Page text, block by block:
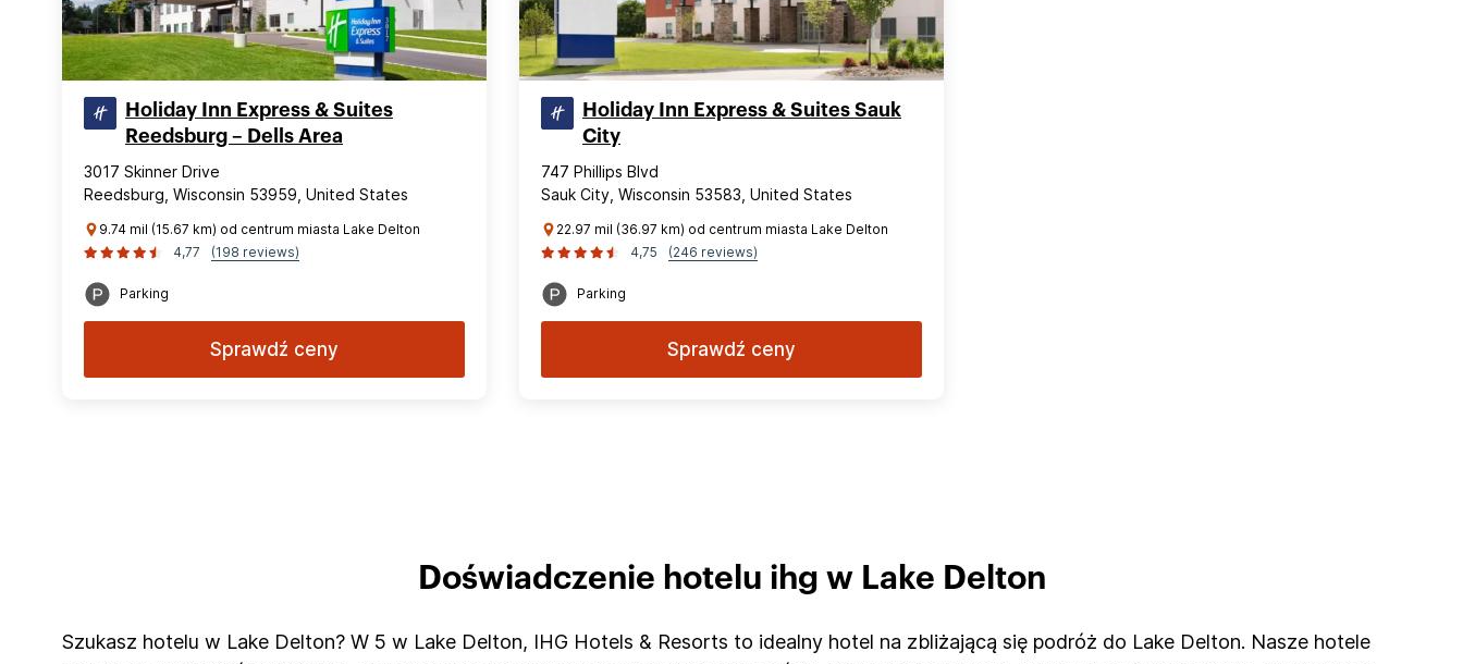
Holiday Inn Express & Suites
Reedsburg – Dells Area
3017 Skinner Drive
Reedsburg, Wisconsin 53959, United States
9.74 mil (15.67 km) od centrum miasta Lake Delton
4,77
(198 reviews)
Parking
Sprawdź ceny
Holiday Inn Express & Suites Sauk
City
747 Phillips Blvd
Sauk City, Wisconsin 53583, United States
22.97 mil (36.97 km) od centrum miasta Lake Delton
4,75
(246 reviews)
Parking
Sprawdź ceny
Doświadczenie hotelu ihg w Lake Delton
Szukasz hotelu w Lake Delton? W 5 w Lake Delton, IHG Hotels & Resorts to idealny hotel na zbliżającą się podróż do Lake Delton. Nasze hotele